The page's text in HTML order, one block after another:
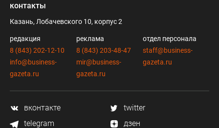
контакты
Казань, Лобачевского 10, корпус 2
редакция
8 (843) 202-12-10
info@business-
gazeta.ru
реклама
8 (843) 203-48-47
mir@business-
gazeta.ru
отдел персонала
staff@business-
gazeta.ru
вконтакте
twitter
telegram
дзен